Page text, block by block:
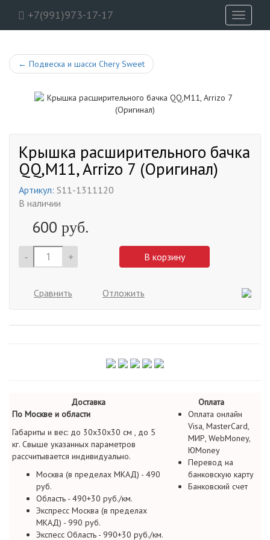
+7(991)973-17-17
Toggle
← Подвеска и шасси Chery Sweet
Крышка расширительного бачка
QQ,M11, Arrizo 7 (Оригинал)
Артикул: S11-1311120
В наличии
600 руб.
- + В корзину
Сравнить Отложить
Доставка
Оплата
По Москве и области
Габариты и вес: до 30х30х30 см , до 5
кг. Свыше указанных параметров
рассчитывается индивидуально.
Москва (в пределах МКАД) - 490
руб.
Область - 490+30 руб./км.
Экспресс Москва (в пределах
МКАД) - 990 руб.
Экспесс Область - 990+30 руб./км.
Оплата онлайн
Visa, MasterCard,
МИР, WebMoney,
ЮMoney
Перевод на
банковскую карту
Банковский счет